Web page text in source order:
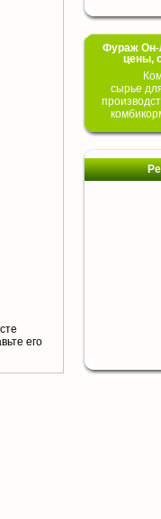
его
Фураж Он-
цены,
сырье